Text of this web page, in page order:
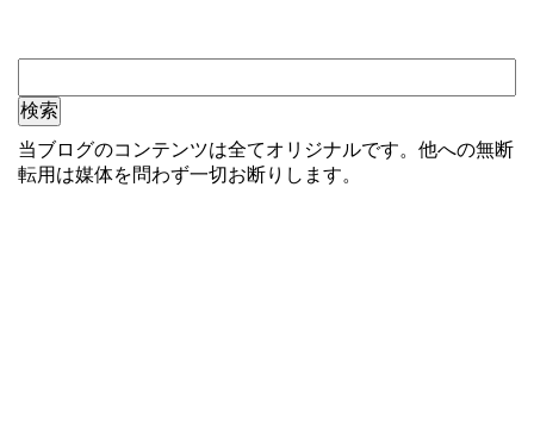
当ブログのコンテンツは全てオリジナルです。他への無断
転用は媒体を問わず一切お断りします。